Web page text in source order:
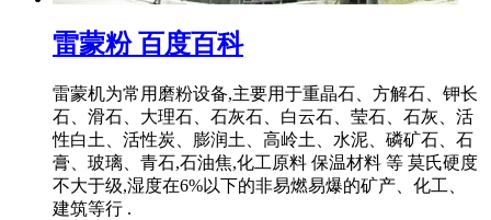
雷蒙粉 百度百科
雷蒙机为常用磨粉设备,主要用于重晶石、方解石、钾长
石、滑石、大理石、石灰石、白云石、莹石、石灰、活
性白土、活性炭、膨润土、高岭土、水泥、磷矿石、石
膏、玻璃、青石,石油焦,化工原料 保温材料 等 莫氏硬度
不大于级,湿度在6%以下的非易燃易爆的矿产、化工、
建筑等行 .